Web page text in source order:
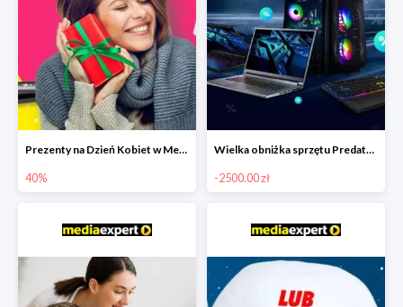
Prezenty na Dzień Kobiet w Media Expert do -40%
40%
Wielka obniżka sprzętu Predator w Media Expert - rabaty do -2500zł
-2500.00 zł